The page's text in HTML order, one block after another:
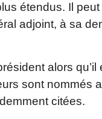
étendus. Il
adjoint, à sa
alors
sont nommés
citées.